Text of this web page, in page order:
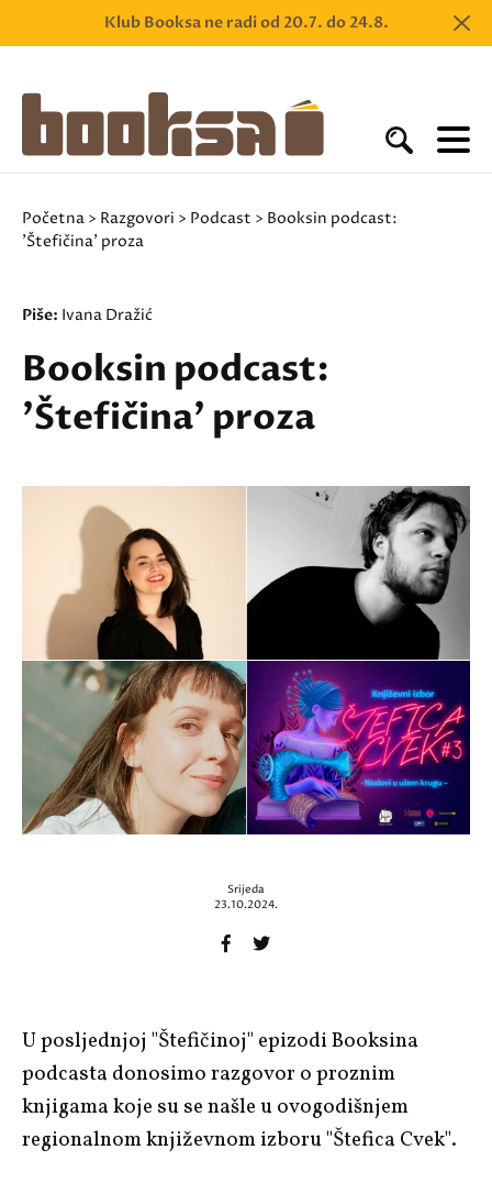
Klub Booksa ne radi od 20.7. do 24.8.
Početna > Razgovori > Podcast > Booksin podcast:
'Štefičina' proza
Piše: Ivana Dražić
Booksin podcast:
'Štefičina' proza
Srijeda
23.10.2024.
U posljednjoj "Štefičinoj" epizodi Booksina
podcasta donosimo razgovor o proznim
knjigama koje su se našle u ovogodišnjem
regionalnom književnom izboru "Štefica Cvek".